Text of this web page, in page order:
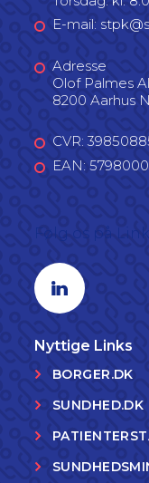
E-mail:
Adresse
Olof Palmes
8200 Aarhus N
CVR:
EAN:
Linkedin profil
Nyttige Links
BORGER.DK
SUNDHED.DK